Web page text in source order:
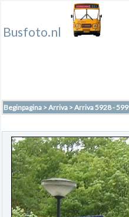
Busfoto.nl
Beginpagina >Arriva >Arriva 5928 -